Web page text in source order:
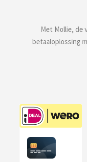
Met Mollie, de
betaaloplossing